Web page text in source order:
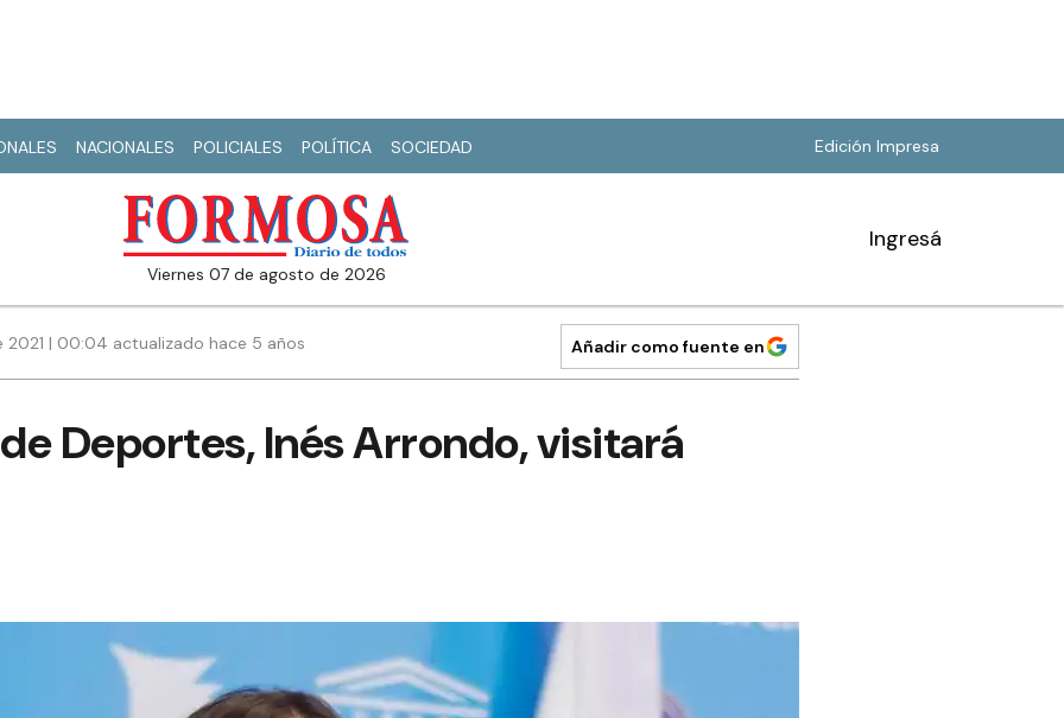
NACIONALES POLICIALES POLÍTICA SOCIEDAD Edición Impresa
viernes 07 de agosto de 2026
Ingresá
| 00:04 actualizado hace 5 años Añadir como fuente en
Deportes, Inés Arrondo, visitará